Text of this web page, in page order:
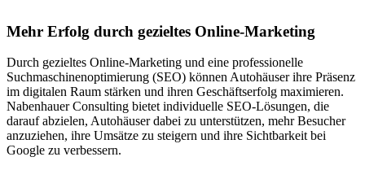
Mehr Erfolg durch gezieltes Online-Marketing
Durch gezieltes Online-Marketing und eine professionelle
Suchmaschinenoptimierung (SEO) können Autohäuser ihre Präsenz
im digitalen Raum stärken und ihren Geschäftserfolg maximieren.
Nabenhauer Consulting bietet individuelle SEO-Lösungen, die
darauf abzielen, Autohäuser dabei zu unterstützen, mehr Besucher
anzuziehen, ihre Umsätze zu steigern und ihre Sichtbarkeit bei
Google zu verbessern.